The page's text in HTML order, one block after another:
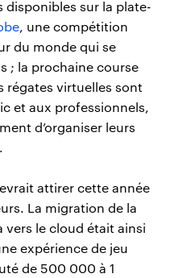
disponibles sur la plate-
, une compétition
du monde qui se
; la prochaine course
régates virtuelles sont
et aux professionnels,
d’organiser leurs
attirer cette année
La migration de la
le cloud était ainsi
expérience de jeu
de 500 000 à 1